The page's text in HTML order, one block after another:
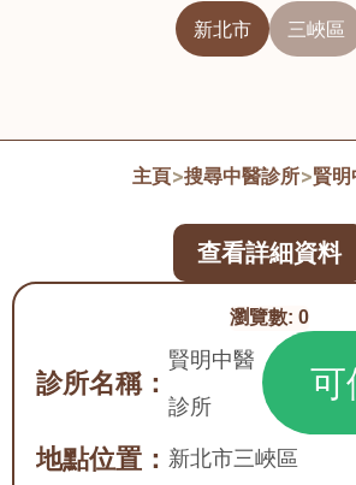
新北市 三峽區
主頁>搜尋中醫診所>賢
瀏覽數: 0
診所名稱：
賢明中醫
診所
可
地點位置： 新北市三峽區
查看詳細資料